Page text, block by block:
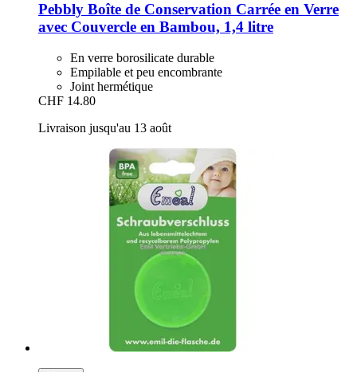
Pebbly Boîte de Conservation Carrée en Verre
avec Couvercle en Bambou, 1,4 litre
En verre borosilicate durable
Empilable et peu encombrante
Joint hermétique
CHF 14.80
Livraison jusqu'au 13 août